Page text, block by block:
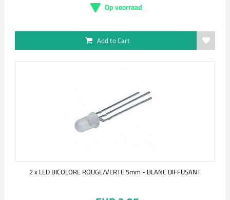
Op voorraad
Add to Cart
2 x LED BICOLORE ROUGE/VERTE 5mm - BLANC DIFFUSANT